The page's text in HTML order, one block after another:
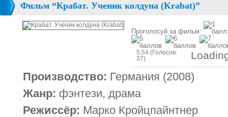
Фильм “Крабат. Ученик колдуна (Krabat)”
Проголосуй за фильм:
5.54 (Голосов:
37)
Производство: Германия (2008)
Жанр: фэнтези, драма
Режиссёр: Марко Кройцпайнтнер